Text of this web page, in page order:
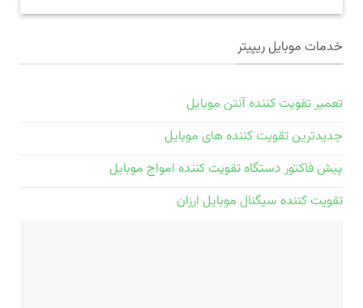
خدمات موبایل ریپیتر
تعمیر تقویت کننده آنتن موبایل
جدیدترین تقویت کننده های موبایل
پیش فاکتور دستگاه تقویت کننده امواج موبایل
تقویت کننده سیگنال موبایل ارزان